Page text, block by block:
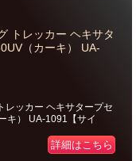
トレッカー ヘキサタ
（カーキ） UA-
レッカー ヘキサタープセ
キ） UA-1091【サイ
詳細はこちら